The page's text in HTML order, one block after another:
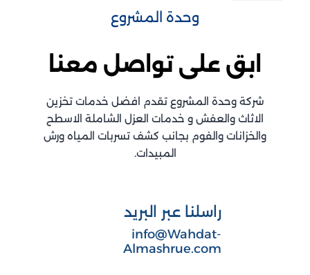
وحدة المشروع
ابق على تواصل معنا
شركة وحدة المشروع تقدم افضل خدمات تخزين
الاثاث والعفش و خدمات العزل الشاملة الاسطح
والخزانات والفوم بجانب كشف تسربات المياه ورش
المبيدات.
راسلنا عبر البريد
info@Wahdat-
Almashrue.com